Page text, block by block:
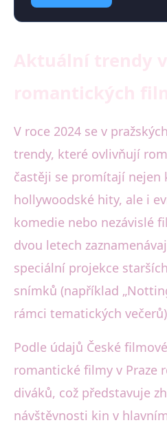
V roce 2024 se v
trendy, které ovlivňují
častěji se promítají nejen
hollywoodské hity, ale i
komedie nebo nezávislé
dvou letech
speciální projekce
snímků (například
rámci tematických
Podle údajů České
romantické filmy v Praze
diváků, což představuje
návštěvnosti kin v